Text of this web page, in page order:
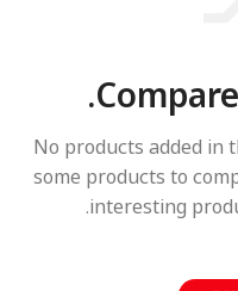
No products added in
some products to
interesting